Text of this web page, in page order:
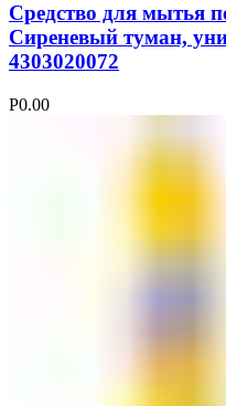
Средство для мытья
Сиреневый туман,
4303020072
Р0.00